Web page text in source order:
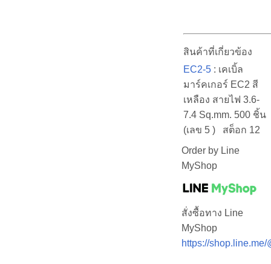
สินค้าที่เกี่ยวข้อง
EC2-5 : เคเบิ้ล
มาร์คเกอร์ EC2 สี
เหลือง สายไฟ 3.6-
7.4 Sq.mm. 500 ชิ้น
(เลข 5 ) สต็อก 12
Order by Line
MyShop
สั่งซื้อทาง Line
MyShop
https://